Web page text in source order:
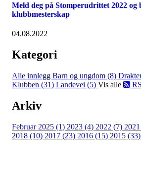
Meld deg på Stomperudrittet 2022 og
klubbmesterskap
04.08.2022
Kategori
Alle innlegg Barn og ungdom (8)
Klubben (31) Landevei (5) Vis alle
Arkiv
Februar 2025 (1) 2023 (4) 2022 (7)
2018 (10) 2017 (23) 2016 (15) 2015 (33)